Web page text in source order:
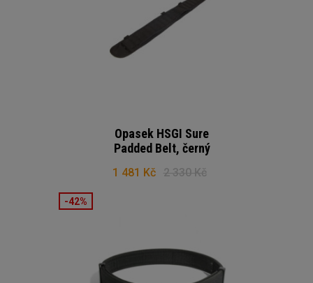
Opasek HSGI Sure
Padded Belt, černý
1 481 Kč 2 330 Kč
-42%